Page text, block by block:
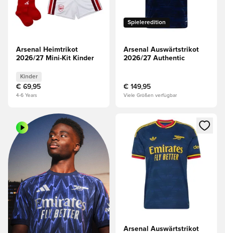
Arsenal Heimtrikot
2026/27 Mini-Kit Kinder
Kinder
€ 69,95
4-6 Years
Spieleredition
Arsenal Auswärtstrikot
2026/27 Authentic
€ 149,95
Viele Größen verfügbar
Öffnet ein Fenster zum
Arsenal Auswärtstrikot